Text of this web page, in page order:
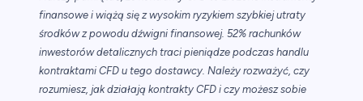
finansowe i wiążą się z wysokim ryzykiem szybkiej utraty
środków z powodu dźwigni finansowej. 52% rachunków
inwestorów detalicznych traci pieniądze podczas handlu
kontraktami CFD u tego dostawcy. Należy rozważyć, czy
rozumiesz, jak działają kontrakty CFD i czy możesz sobie